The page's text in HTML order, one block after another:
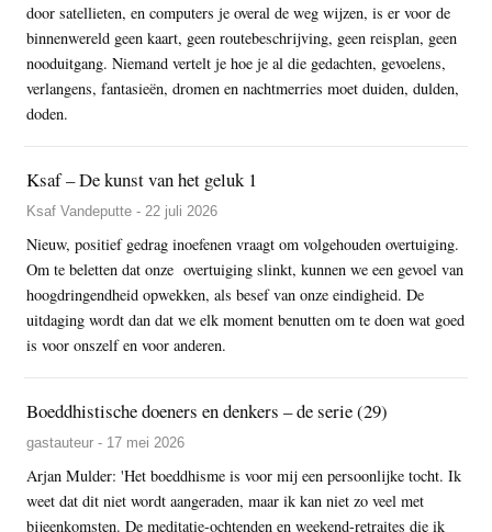
door satellieten, en computers je overal de weg wijzen, is er voor de
binnenwereld geen kaart, geen routebeschrijving, geen reisplan, geen
nooduitgang. Niemand vertelt je hoe je al die gedachten, gevoelens,
verlangens, fantasieën, dromen en nachtmerries moet duiden, dulden,
doden.
Ksaf – De kunst van het geluk 1
Ksaf Vandeputte - 22 juli 2026
Nieuw, positief gedrag inoefenen vraagt om volgehouden overtuiging.
Om te beletten dat onze overtuiging slinkt, kunnen we een gevoel van
hoogdringendheid opwekken, als besef van onze eindigheid. De
uitdaging wordt dan dat we elk moment benutten om te doen wat goed
is voor onszelf en voor anderen.
Boeddhistische doeners en denkers – de serie (29)
gastauteur - 17 mei 2026
Arjan Mulder: 'Het boeddhisme is voor mij een persoonlijke tocht. Ik
weet dat dit niet wordt aangeraden, maar ik kan niet zo veel met
bijeenkomsten. De meditatie-ochtenden en weekend-retraites die ik